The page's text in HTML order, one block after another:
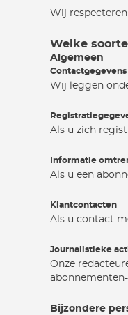
Wij
Welke
Algemeen
Contactgegevens
Wij leggen
Als u zich
Informatie
Als u een
Klantcontacten
Als u contact
Journalistieke
Onze
Bijzondere